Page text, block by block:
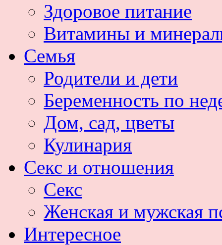
Здоровое питание
Витамины и
Семья
Родители и дети
Беременность по
Дом, сад, цветы
Кулинария
Секс и отношения
Секс
Женская и мужская
Интересное